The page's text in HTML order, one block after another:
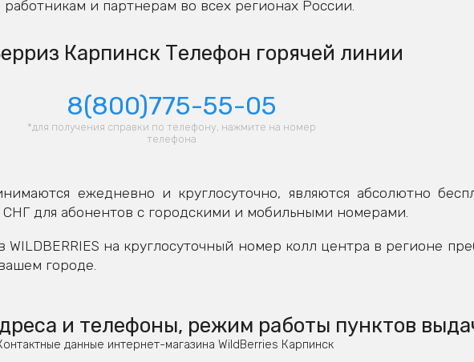
и партнерам во всех регионах России.
Карпинск Телефон горячей линии
8(800)775-55-05
*для получения справки по телефону, нажмите на номер
телефона
ежедневно и круглосуточно, являются абсолютно
для абонентов с городскими и мобильными номерами.
WILDBERRIES на круглосуточный номер колл центра в регионе
городе.
и телефоны, режим работы пунктов
данные интернет-магазина WildBerries Карпинск